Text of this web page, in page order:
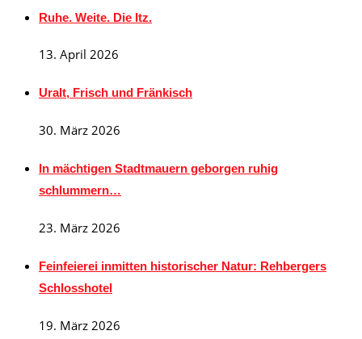
Ruhe. Weite. Die Itz.
13. April 2026
Uralt, Frisch und Fränkisch
30. März 2026
In mächtigen Stadtmauern geborgen ruhig
schlummern…
23. März 2026
Feinfeierei inmitten historischer Natur: Rehbergers
Schlosshotel
19. März 2026